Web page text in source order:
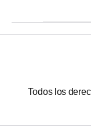
Todos los